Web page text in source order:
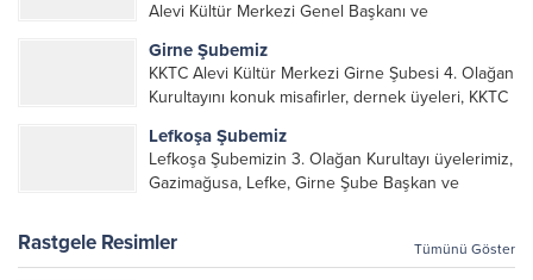
Alevi Kültür Merkezi Genel Başkanı ve
katılımı ile gerçekleşti. Önceki dönemde görev
alarak emek veren, katkı koyan cümle canların...
Girne Şubemiz
KKTC Alevi Kültür Merkezi Girne Şubesi 4. Olağan
Kurultayını konuk misafirler, dernek üyeleri, KKTC
yönetim kurulu, şube başkanları ve yönetim
organlarının katılımıyla gerçekleşti....
Lefkoşa Şubemiz
Lefkoşa Şubemizin 3. Olağan Kurultayı üyelerimiz,
Gazimağusa, Lefke, Girne Şube Başkan ve
üyelerinin katılımı ile gerçekleşti. Önceki
dönemde görev alan, emek veren, katkı koyan...
Rastgele Resimler Tümünü Göster